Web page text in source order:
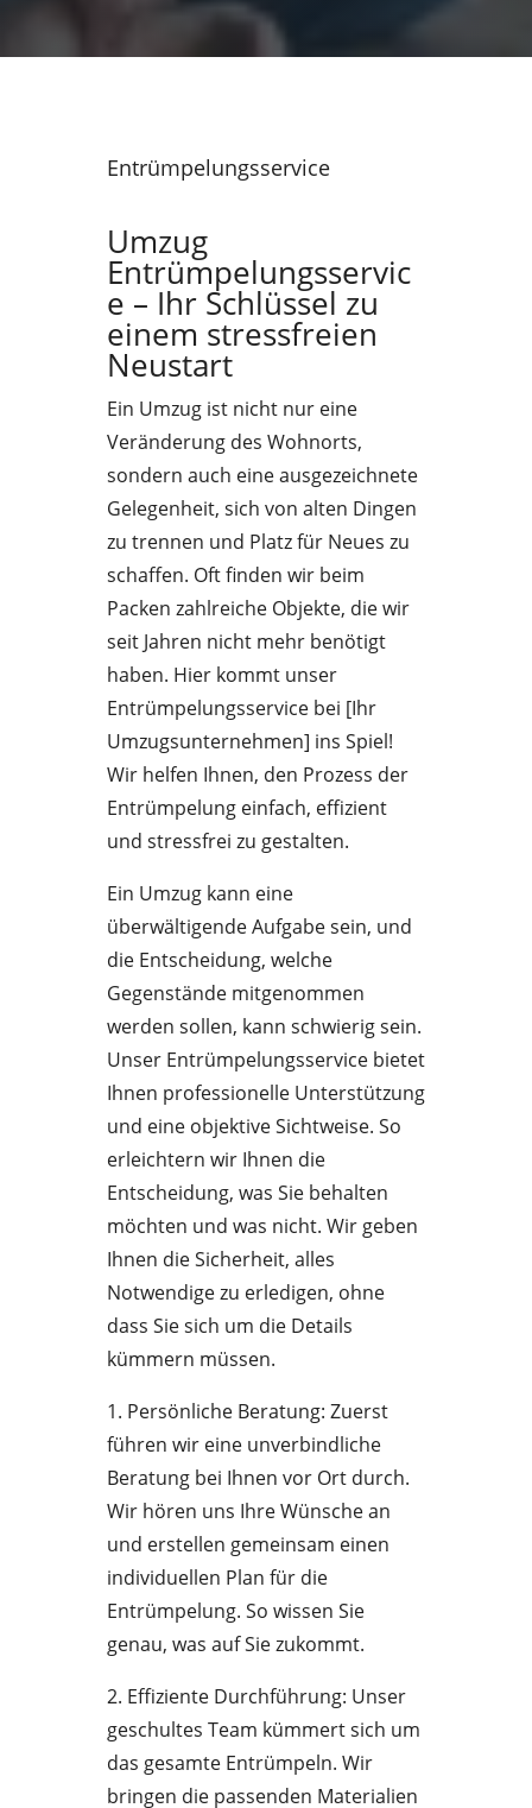
Entrümpelungsservice
Umzug
Entrümpelungsservic
e – Ihr Schlüssel zu
einem stressfreien
Neustart
Ein Umzug ist nicht nur eine
Veränderung des Wohnorts,
sondern auch eine ausgezeichnete
Gelegenheit, sich von alten Dingen
zu trennen und Platz für Neues zu
schaffen. Oft finden wir beim
Packen zahlreiche Objekte, die wir
seit Jahren nicht mehr benötigt
haben. Hier kommt unser
Entrümpelungsservice bei [Ihr
Umzugsunternehmen] ins Spiel!
Wir helfen Ihnen, den Prozess der
Entrümpelung einfach, effizient
und stressfrei zu gestalten.
Ein Umzug kann eine
überwältigende Aufgabe sein, und
die Entscheidung, welche
Gegenstände mitgenommen
werden sollen, kann schwierig sein.
Unser Entrümpelungsservice bietet
Ihnen professionelle Unterstützung
und eine objektive Sichtweise. So
erleichtern wir Ihnen die
Entscheidung, was Sie behalten
möchten und was nicht. Wir geben
Ihnen die Sicherheit, alles
Notwendige zu erledigen, ohne
dass Sie sich um die Details
kümmern müssen.
1. Persönliche Beratung: Zuerst
führen wir eine unverbindliche
Beratung bei Ihnen vor Ort durch.
Wir hören uns Ihre Wünsche an
und erstellen gemeinsam einen
individuellen Plan für die
Entrümpelung. So wissen Sie
genau, was auf Sie zukommt.
2. Effiziente Durchführung: Unser
geschultes Team kümmert sich um
das gesamte Entrümpeln. Wir
bringen die passenden Materialien